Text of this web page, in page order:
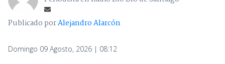
Publicado porAlejandro Alarcón
Domingo 09 Agosto, 2026 | 08:12